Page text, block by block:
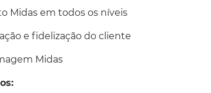
Midas em todos os níveis
e fidelização do cliente
Midas